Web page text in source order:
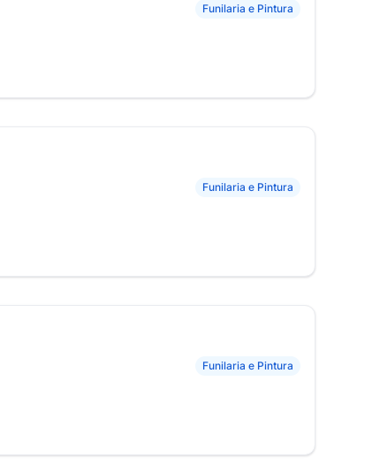
Funilaria e Pintura
Funilaria e Pintura
Funilaria e Pintura